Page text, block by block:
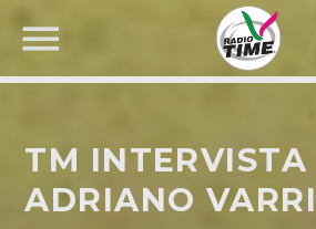
TM INTERVISTA
ADRIANO